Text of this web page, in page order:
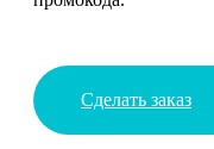
Сделать заказ